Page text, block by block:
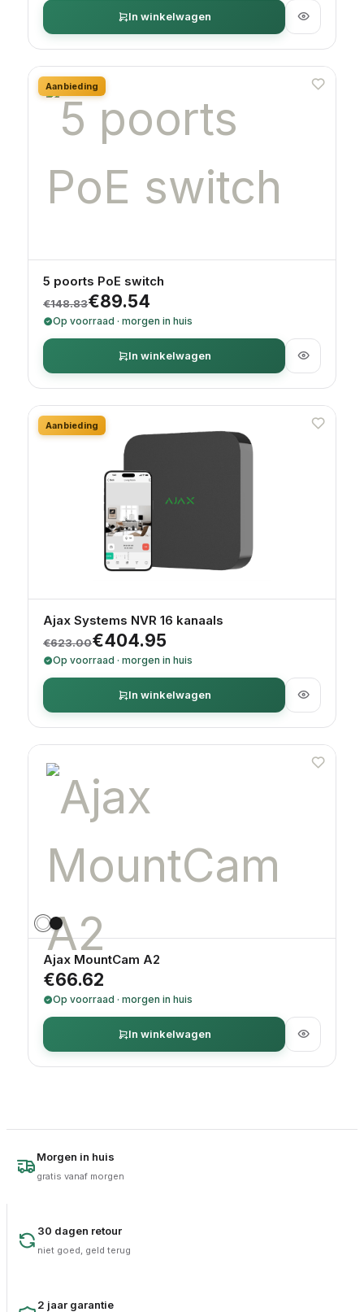
In winkelwagen
Aanbieding
5 poorts PoE switch
€148.83
Oorspronkelijke prijs was: €148.83.
€89.54
Huidige prijs is: €89.54.
Op voorraad · morgen in huis
In winkelwagen
Aanbieding
Ajax Systems NVR 16 kanaals
€623.00
Oorspronkelijke prijs was: €623.00.
€404.95
Huidige prijs is: €404.95.
Op voorraad · morgen in huis
In winkelwagen
Ajax MountCam A2
€66.62
Op voorraad · morgen in huis
In winkelwagen
Morgen in huis
gratis vanaf morgen
30 dagen retour
niet goed, geld terug
2 jaar garantie